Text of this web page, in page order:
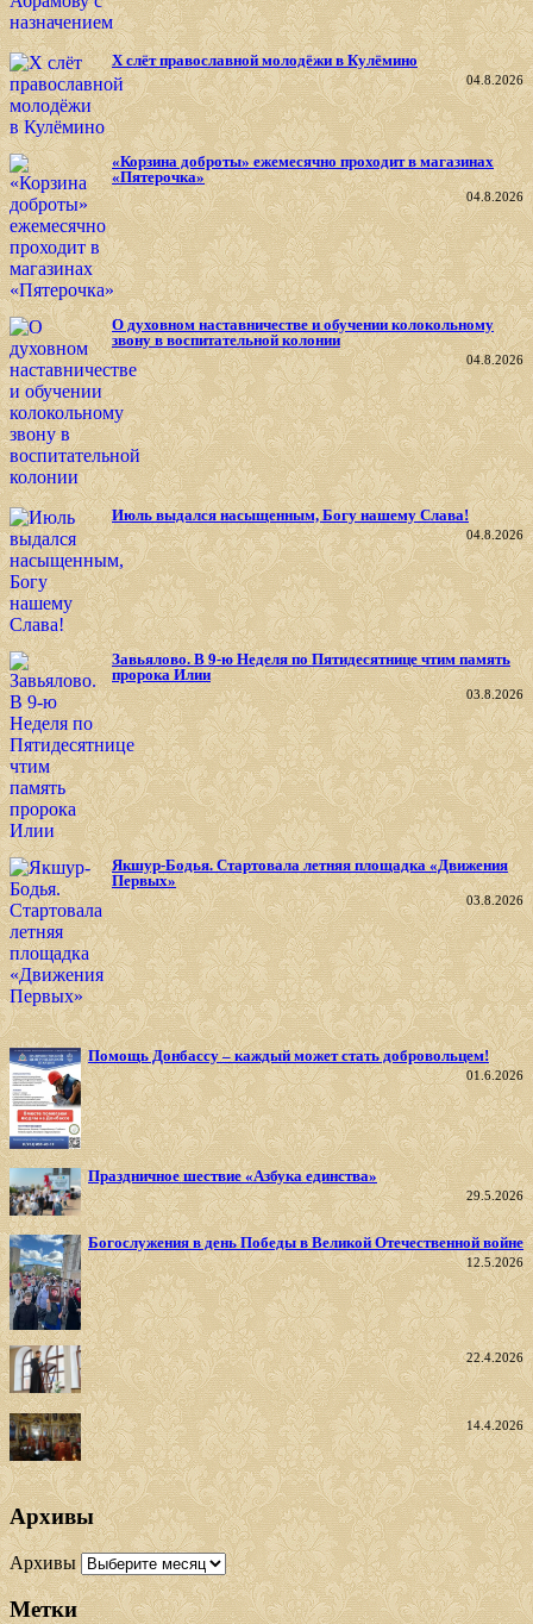
X слёт православной молодёжи в Кулёмино
04.8.2026
«Корзина доброты» ежемесячно проходит в магазинах
«Пятерочка»
04.8.2026
О духовном наставничестве и обучении колокольному
звону в воспитательной колонии
04.8.2026
Июль выдался насыщенным, Богу нашему Слава!
04.8.2026
Завьялово. В 9-ю Неделя по Пятидесятнице чтим память
пророка Илии
03.8.2026
Якшур-Бодья. Стартовала летняя площадка «Движения
Первых»
03.8.2026
Помощь Донбассу – каждый может стать добровольцем!
01.6.2026
Праздничное шествие «Азбука единства»
29.5.2026
Богослужения в день Победы в Великой Отечественной войне
12.5.2026
22.4.2026
14.4.2026
Архивы
Архивы
Метки